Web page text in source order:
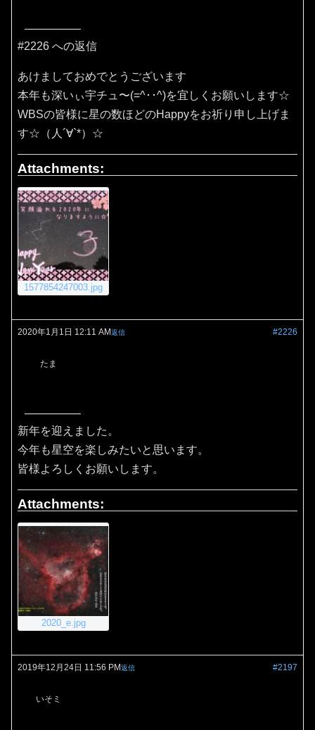
#2226 への返信
あけましておめでとうございます
本年も深いぃ宇チュ〜(=^･･^)を宜しくお願いします☆
WBSの皆様に星の数ほどのHappyをお祈り申し上げま
す☆（人´∀`*）☆
Attachments:
1577854247003.jpg
2020年1月1日 12:11 AM #2226
返信
たま
新年を迎えました。
今年も星空を楽しみたいと思います。
皆様よろしくお願いします。
Attachments:
2020_e.jpg
2019年12月24日 11:56 PM #2197
返信
いそミ